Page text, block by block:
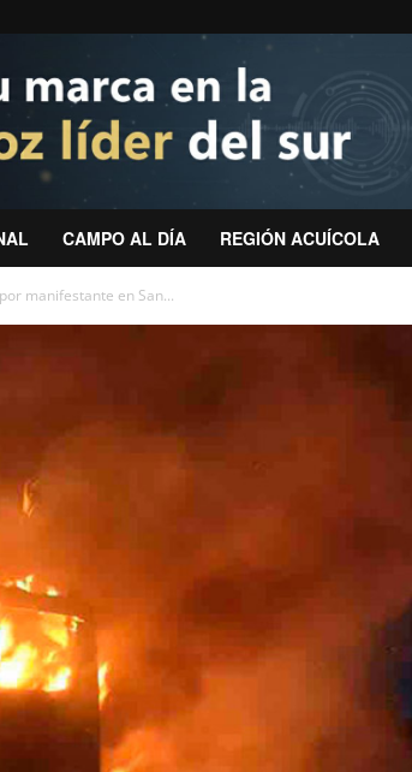
CAMPO AL DÍA REGIÓN ACUÍCOLA
manifestante en San...